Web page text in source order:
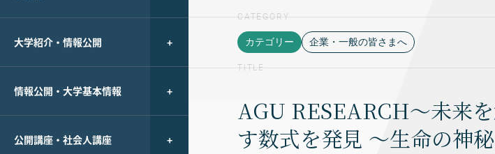
大学紹介・情報公開
情報公開・大学基本情報
公開講座・社会人講座
CATEGORY
カテゴリー 企業・一般の皆さまへ
TITLE
AGU RESEARCH～未来
す数式を発見 〜生命の神